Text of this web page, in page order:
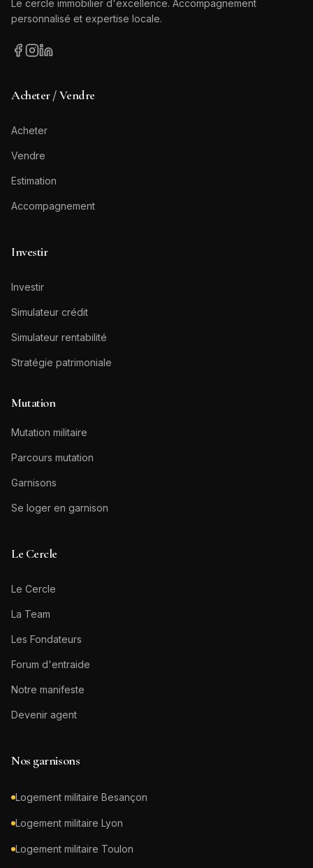
Le cercle immobilier d'excellence. Accompagnement
personnalisé et expertise locale.
Acheter / Vendre
Acheter
Vendre
Estimation
Accompagnement
Investir
Investir
Simulateur crédit
Simulateur rentabilité
Stratégie patrimoniale
Mutation
Mutation militaire
Parcours mutation
Garnisons
Se loger en garnison
Le Cercle
Le Cercle
La Team
Les Fondateurs
Forum d'entraide
Notre manifeste
Devenir agent
Nos garnisons
Logement militaire Besançon
Logement militaire Lyon
Logement militaire Toulon